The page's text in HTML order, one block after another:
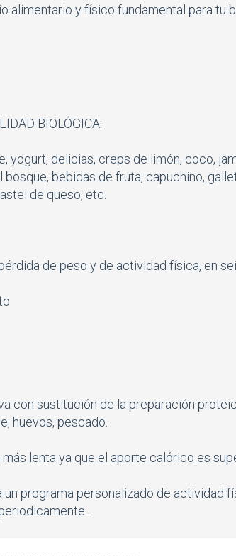
alimentario y físico fundamental para tu
BIOLÓGICA:
yogurt, delicias, creps de limón, coco,
bebidas de fruta, capuchino,
de queso, etc.
de peso y de actividad física, en
con sustitución de la preparación
huevos, pescado.
lenta ya que el aporte calórico es
programa personalizado de actividad
.